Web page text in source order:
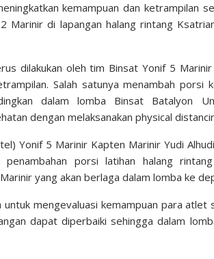
kemampuan dan ketrampilan
Marinir di lapangan halang rintang
dilakukan oleh tim Binsat Yonif 5
Salah satunya menambah porsi
dalam lomba Binsat Batalyon
dengan melaksanakan physical
Yonif 5 Marinir Kapten Marinir Yudi
penambahan porsi latihan halang
yang akan berlaga dalam lomba ke
mengevaluasi kemampuan para atlet
dapat diperbaiki sehingga dalam